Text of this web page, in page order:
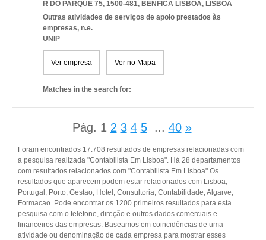
R DO PARQUE 75, 1500-481, BENFICA LISBOA, LISBOA
Outras atividades de serviços de apoio prestados às
empresas, n.e.
UNIP
Ver empresa Ver no Mapa
Matches in the search for:
Pág. 1 2 3 4 5 ... 40 »
Foram encontrados 17.708 resultados de empresas relacionadas com
a pesquisa realizada "Contabilista Em Lisboa". Há 28 departamentos
com resultados relacionados com "Contabilista Em Lisboa".Os
resultados que aparecem podem estar relacionados com Lisboa,
Portugal, Porto, Gestao, Hotel, Consultoria, Contabilidade, Algarve,
Formacao. Pode encontrar os 1200 primeiros resultados para esta
pesquisa com o telefone, direção e outros dados comerciais e
financeiros das empresas. Baseamos em coincidências de uma
atividade ou denominação de cada empresa para mostrar esses